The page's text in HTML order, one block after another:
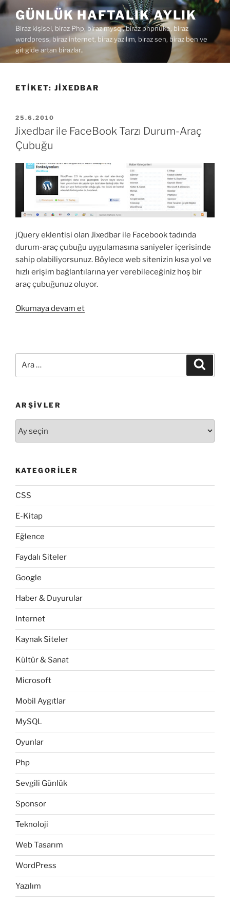
İçeriğe
geç
GÜNLÜK HAFTALIK AYLIK
Biraz kişisel, biraz Php, biraz mysql, biraz phpnuke, biraz
wordpress, biraz internet, biraz yazılım, biraz sen, biraz ben ve
git gide artan birazlar..
ETIKET: JIXEDBAR
YAYIM
TARIHI
25.6.2010
Jixedbar ile FaceBook Tarzı Durum-Araç
Çubuğu
jQuery eklentisi olan Jixedbar ile Facebook tadında
durum-araç çubuğu uygulamasına saniyeler içerisinde
sahip olabiliyorsunuz. Böylece web sitenizin kısa yol ve
hızlı erişim bağlantılarına yer verebileceğiniz hoş bir
araç çubuğunuz oluyor.
Okumaya devam et“Jixedbar
ARŞIVLER
KATEGORILER
CSS
E-Kitap
Eğlence
Faydalı Siteler
Google
Haber & Duyurular
Internet
Kaynak Siteler
Kültür & Sanat
Microsoft
Mobil Aygıtlar
MySQL
Oyunlar
Php
Sevgili Günlük
Sponsor
Teknoloji
Web Tasarım
WordPress
Yazılım